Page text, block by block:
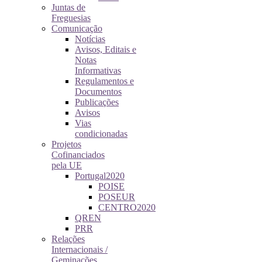
Juntas de
Freguesias
Comunicação
Notícias
Avisos, Editais e
Notas
Informativas
Regulamentos e
Documentos
Publicações
Avisos
Vias
condicionadas
Projetos
Cofinanciados
pela UE
Portugal2020
POISE
POSEUR
CENTRO2020
QREN
PRR
Relações
Internacionais /
Geminações